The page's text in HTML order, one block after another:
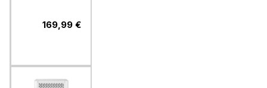
169,99 €